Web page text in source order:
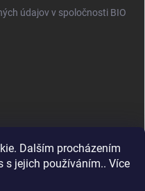
Dalším procházením
s jejich používáním.. Více
údajov v spoločnosti BIO